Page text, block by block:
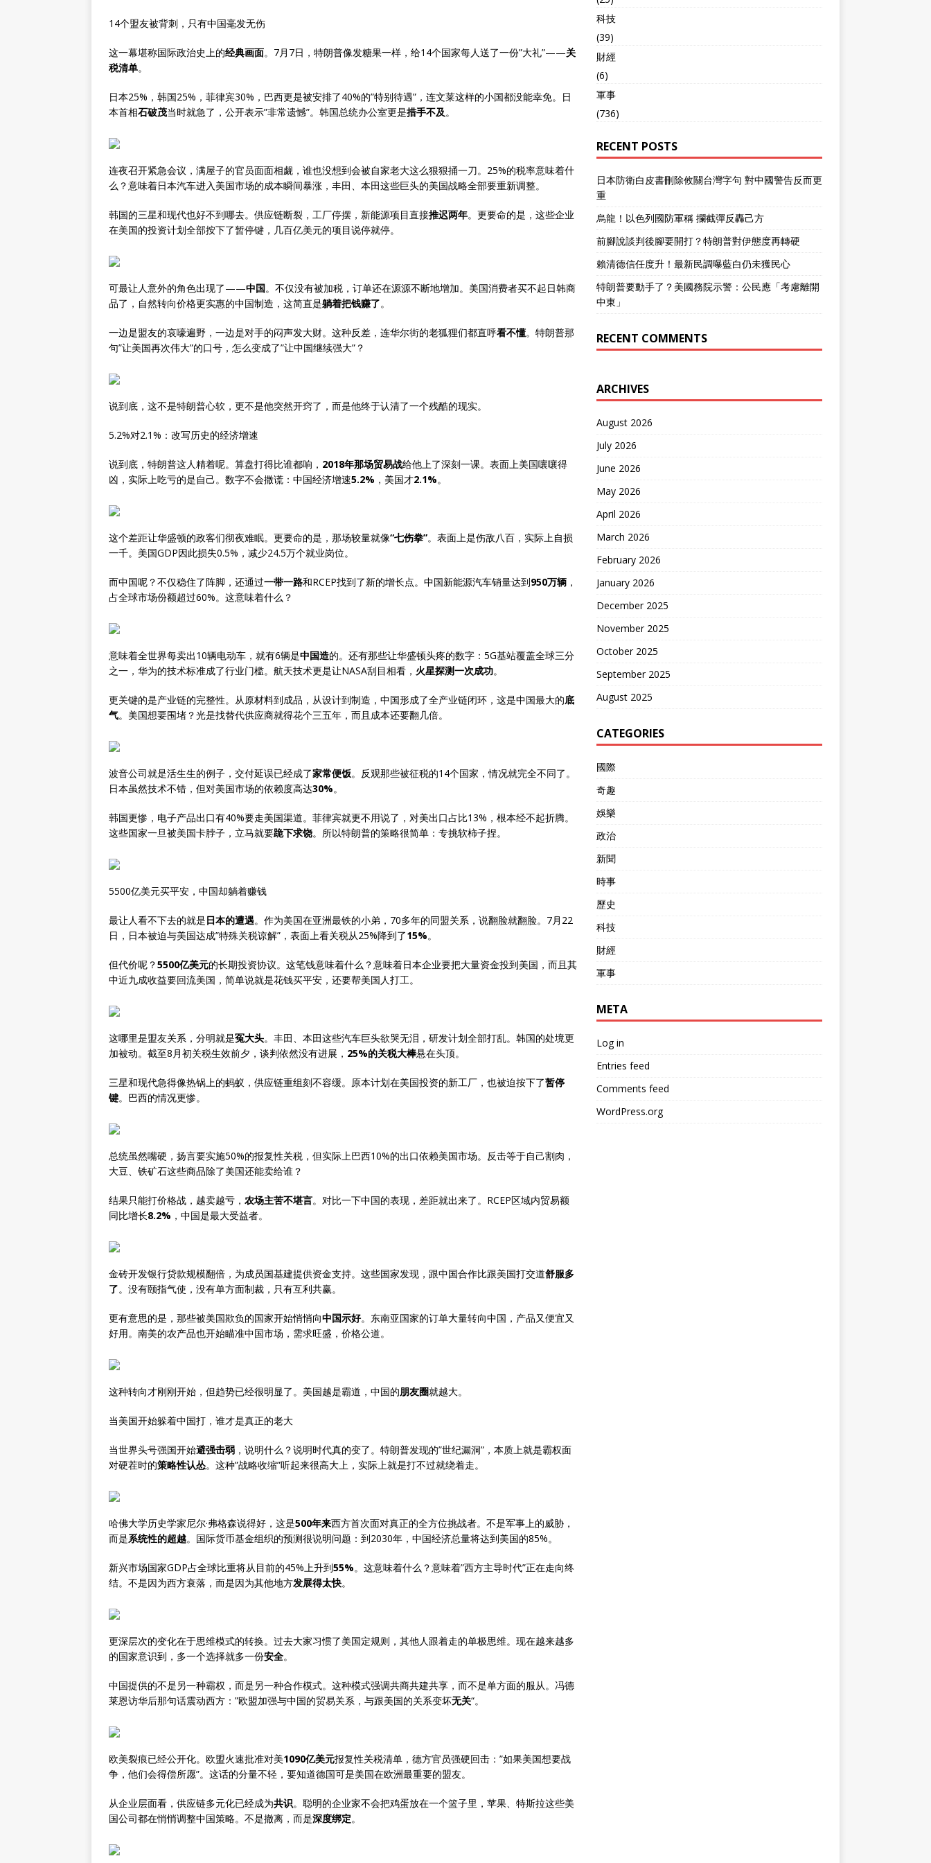
14个盟友被背刺，只有中国毫发无伤
这一幕堪称国际政治史上的经典画面。7月7日，特朗普像发糖果一样，给14个国家每人送了一份”大礼”——关
税清单。
日本25%，韩国25%，菲律宾30%，巴西更是被安排了40%的”特别待遇”，连文莱这样的小国都没能幸免。日
本首相石破茂当时就急了，公开表示”非常遗憾”。韩国总统办公室更是措手不及。
连夜召开紧急会议，满屋子的官员面面相觑，谁也没想到会被自家老大这么狠狠捅一刀。25%的税率意味着什
么？意味着日本汽车进入美国市场的成本瞬间暴涨，丰田、本田这些巨头的美国战略全部要重新调整。
韩国的三星和现代也好不到哪去。供应链断裂，工厂停摆，新能源项目直接推迟两年。更要命的是，这些企业
在美国的投资计划全部按下了暂停键，几百亿美元的项目说停就停。
可最让人意外的角色出现了——中国。不仅没有被加税，订单还在源源不断地增加。美国消费者买不起日韩商
品了，自然转向价格更实惠的中国制造，这简直是躺着把钱赚了。
一边是盟友的哀嚎遍野，一边是对手的闷声发大财。这种反差，连华尔街的老狐狸们都直呼看不懂。特朗普那
句”让美国再次伟大”的口号，怎么变成了”让中国继续强大”？
说到底，这不是特朗普心软，更不是他突然开窍了，而是他终于认清了一个残酷的现实。
5.2%对2.1%：改写历史的经济增速
说到底，特朗普这人精着呢。算盘打得比谁都响， 2018年那场贸易战给他上了深刻一课。表面上美国嚷嚷得
凶，实际上吃亏的是自己。数字不会撒谎：中国经济增速5.2% ，美国才2.1%。
这个差距让华盛顿的政客们彻夜难眠。更要命的是，那场较量就像“七伤拳”。表面上是伤敌八百，实际上自损
一千。美国GDP因此损失0.5%，减少24.5万个就业岗位。
而中国呢？不仅稳住了阵脚，还通过一带一路和RCEP找到了新的增长点。中国新能源汽车销量达到950万辆 ，
占全球市场份额超过60%。这意味着什么？
意味着全世界每卖出10辆电动车，就有6辆是中国造的。还有那些让华盛顿头疼的数字：5G基站覆盖全球三分
之一，华为的技术标准成了行业门槛。航天技术更是让NASA刮目相看， 火星探测一次成功。
更关键的是产业链的完整性。从原材料到成品，从设计到制造，中国形成了全产业链闭环，这是中国最大的底
气。美国想要围堵？光是找替代供应商就得花个三五年，而且成本还要翻几倍。
波音公司就是活生生的例子，交付延误已经成了家常便饭。反观那些被征税的14个国家，情况就完全不同了。
日本虽然技术不错，但对美国市场的依赖度高达30%。
韩国更惨，电子产品出口有40%要走美国渠道。菲律宾就更不用说了，对美出口占比13%，根本经不起折腾。
这些国家一旦被美国卡脖子，立马就要跪下求饶。所以特朗普的策略很简单：专挑软柿子捏。
5500亿美元买平安，中国却躺着赚钱
最让人看不下去的就是日本的遭遇。作为美国在亚洲最铁的小弟，70多年的同盟关系，说翻脸就翻脸。7月22
日，日本被迫与美国达成”特殊关税谅解”，表面上看关税从25%降到了15%。
但代价呢？5500亿美元的长期投资协议。这笔钱意味着什么？意味着日本企业要把大量资金投到美国，而且其
中近九成收益要回流美国，简单说就是花钱买平安，还要帮美国人打工。
这哪里是盟友关系，分明就是冤大头。丰田、本田这些汽车巨头欲哭无泪，研发计划全部打乱。韩国的处境更
加被动。截至8月初关税生效前夕，谈判依然没有进展， 25%的关税大棒悬在头顶。
三星和现代急得像热锅上的蚂蚁，供应链重组刻不容缓。原本计划在美国投资的新工厂，也被迫按下了暂停
键。巴西的情况更惨。
总统虽然嘴硬，扬言要实施50%的报复性关税，但实际上巴西10%的出口依赖美国市场。反击等于自己割肉，
大豆、铁矿石这些商品除了美国还能卖给谁？
结果只能打价格战，越卖越亏， 农场主苦不堪言。对比一下中国的表现，差距就出来了。RCEP区域内贸易额
同比增长8.2% ，中国是最大受益者。
金砖开发银行贷款规模翻倍，为成员国基建提供资金支持。这些国家发现，跟中国合作比跟美国打交道舒服多
了。没有颐指气使，没有单方面制裁，只有互利共赢。
更有意思的是，那些被美国欺负的国家开始悄悄向中国示好。东南亚国家的订单大量转向中国，产品又便宜又
好用。南美的农产品也开始瞄准中国市场，需求旺盛，价格公道。
这种转向才刚刚开始，但趋势已经很明显了。美国越是霸道，中国的朋友圈就越大。
当美国开始躲着中国打，谁才是真正的老大
当世界头号强国开始避强击弱 ，说明什么？说明时代真的变了。特朗普发现的”世纪漏洞”，本质上就是霸权面
对硬茬时的策略性认怂。这种”战略收缩”听起来很高大上，实际上就是打不过就绕着走。
哈佛大学历史学家尼尔·弗格森说得好，这是500年来西方首次面对真正的全方位挑战者。不是军事上的威胁，
而是系统性的超越。国际货币基金组织的预测很说明问题：到2030年，中国经济总量将达到美国的85%。
新兴市场国家GDP占全球比重将从目前的45%上升到55%。这意味着什么？意味着”西方主导时代”正在走向终
结。不是因为西方衰落，而是因为其他地方发展得太快。
更深层次的变化在于思维模式的转换。过去大家习惯了美国定规则，其他人跟着走的单极思维。现在越来越多
的国家意识到，多一个选择就多一份安全。
中国提供的不是另一种霸权，而是另一种合作模式。这种模式强调共商共建共享，而不是单方面的服从。冯德
莱恩访华后那句话震动西方：”欧盟加强与中国的贸易关系，与跟美国的关系变坏无关“。
欧美裂痕已经公开化。欧盟火速批准对美1090亿美元报复性关税清单，德方官员强硬回击：”如果美国想要战
争，他们会得偿所愿”。这话的分量不轻，要知道德国可是美国在欧洲最重要的盟友。
从企业层面看，供应链多元化已经成为共识。聪明的企业家不会把鸡蛋放在一个篮子里，苹果、特斯拉这些美
国公司都在悄悄调整中国策略。不是撤离，而是深度绑定。
科技
(39)
財經
(6)
軍事
(736)
RECENT POSTS
日本防衛白皮書刪除攸關台灣字句 對中國警告反而更
重
烏龍！以色列國防軍稱 攔截彈反轟己方
前腳說談判後腳要開打？特朗普對伊態度再轉硬
賴清德信任度升！最新民調曝藍白仍未獲民心
特朗普要動手了？美國務院示警：公民應「考慮離開
中東」
RECENT COMMENTS
ARCHIVES
August 2026
July 2026
June 2026
May 2026
April 2026
March 2026
February 2026
January 2026
December 2025
November 2025
October 2025
September 2025
August 2025
CATEGORIES
國際
奇趣
娛樂
政治
新聞
時事
歷史
科技
財經
軍事
META
Log in
Entries feed
Comments feed
WordPress.org